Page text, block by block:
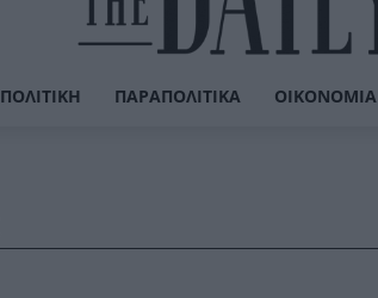
ΠΟΛΙΤΙΚΉ ΠΑΡΑΠΟΛΙΤΙΚΆ ΟΙΚΟΝΟΜΊΑ